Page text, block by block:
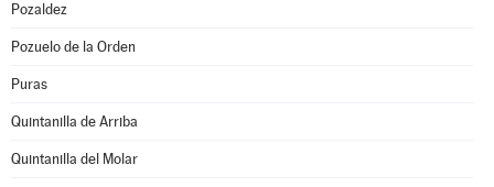
Pozaldez
Pozuelo de la Orden
Puras
Quintanilla de Arriba
Quintanilla del Molar